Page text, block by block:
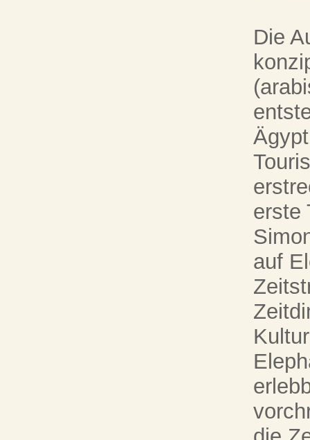
Die
erste
auf